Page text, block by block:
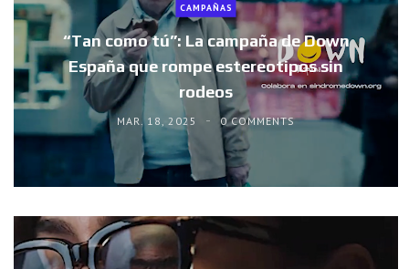
CAMPAÑAS
“Tan como tú”: La campaña de Down
España que rompe estereotipos sin
rodeos
MAR. 18, 2025 0 COMMENTS